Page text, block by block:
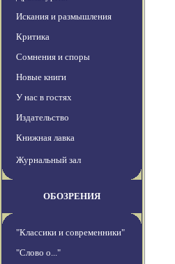
Искания и размышления
Критика
Сомнения и споры
Новые книги
У нас в гостях
Издательство
Книжная лавка
Журнальный зал
ОБОЗРЕНИЯ
"Классики и современники"
"Слово о..."